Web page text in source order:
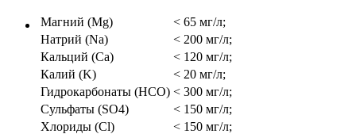
Магний (Mg)
< 65 мг/л;
Натрий (Na)
< 200 мг/л;
Кальций (Ca)
< 120 мг/л;
Калий (K)
< 20 мг/л;
Гидрокарбонаты (HCO) < 300 мг/л;
Сульфаты (SO4)
< 150 мг/л;
Хлориды (Cl)
< 150 мг/л;